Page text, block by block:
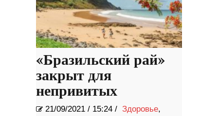
«Бразильский рай»
закрыт для
непривитых
21/09/2021 / 15:24 / Здоровье,